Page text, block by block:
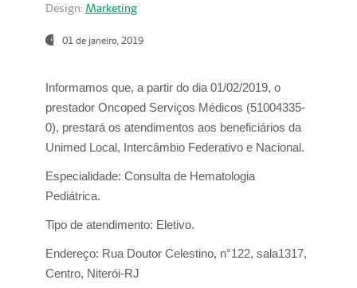
Design: Marketing
01 de janeiro, 2019
Informamos que, a partir do dia 01/02/2019, o
prestador Oncoped Serviços Médicos (51004335-
0), prestará os atendimentos aos beneficiários da
Unimed Local, Intercâmbio Federativo e Nacional.
Especialidade: Consulta de Hematologia
Pediátrica.
Tipo de atendimento: Eletivo.
Endereço: Rua Doutor Celestino, n°122, sala1317,
Centro, Niterói-RJ